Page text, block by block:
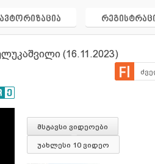
ავტორიზაცია
(16.11.2023)
მსგავსი ვიდეოები
უახლესი 10 ვიდეო